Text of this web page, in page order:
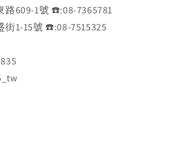
609-1號 ☎️:08-7365781
1-15號 ☎️:08-7515325